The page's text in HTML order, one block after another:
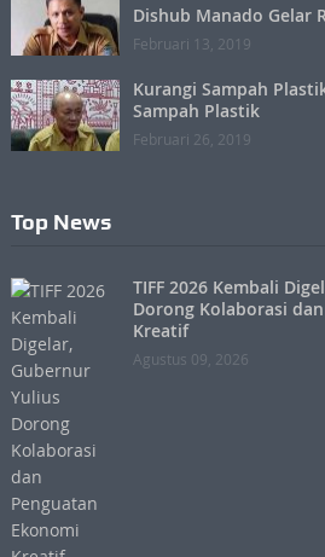
Dishub Manado Gelar
Februari 13, 2019
Kurangi Sampah
Sampah Plastik
Februari 26, 2019
Top News
TIFF 2026 Kembali
Dorong Kolaborasi
Kreatif
Agustus 09, 2026